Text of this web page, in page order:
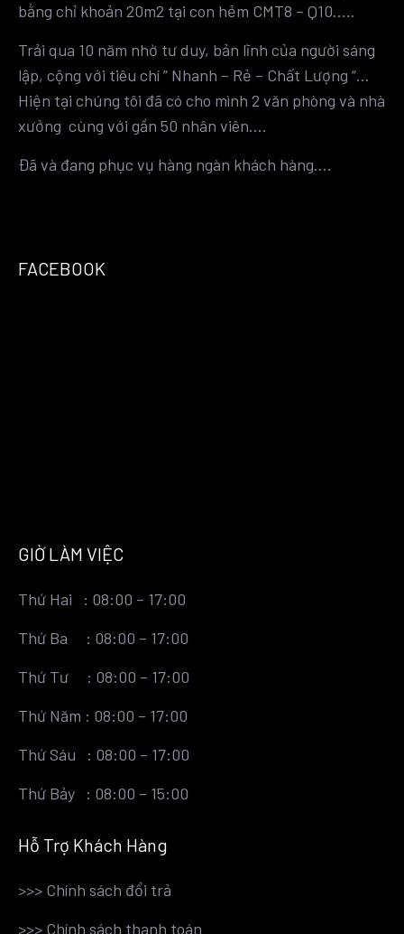
bằng chỉ khoản 20m2 tại con hẻm CMT8 – Q10…..
Trải qua 10 năm nhờ tư duy, bản lĩnh của người sáng
lập, cộng với tiêu chí ” Nhanh – Rẻ – Chất Lượng “…
Hiện tại chúng tôi đã có cho mình 2 văn phòng và nhà
xưởng cùng với gần 50 nhân viên….
Đã và đang phục vụ hàng ngàn khách hàng….
FACEBOOK
GIỜ LÀM VIỆC
Thứ Hai : 08:00 – 17:00
Thứ Ba : 08:00 – 17:00
Thứ Tư : 08:00 – 17:00
Thứ Năm : 08:00 – 17:00
Thứ Sáu : 08:00 – 17:00
Thứ Bảy : 08:00 – 15:00
Hỗ Trợ Khách Hàng
>>> Chính sách đổi trả
>>> Chính sách thanh toán